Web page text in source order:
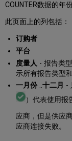
COUNTER数据的年
此页面上的列包括：
订购者
平台
度量人 - 报告类
示所有报告类型和
一月份..十二月 -
）代表使用报
应商，但是供应
应商连接失败。